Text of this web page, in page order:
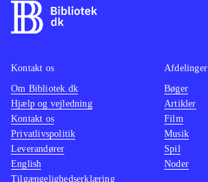
Kontakt os
Om Bibliotek.dk
Hjælp og vejledning
Kontakt os
Privatlivspolitik
Leverandører
English
Tilgængelighedserklæring
Afdelinger
Bøger
Artikler
Film
Musik
Spil
Noder